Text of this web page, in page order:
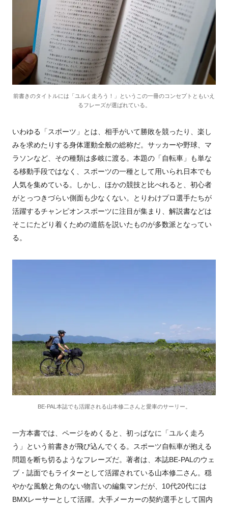
前書きのタイトルには「ユルく走ろう！」というこの一冊のコンセプトともいえ
るフレーズが選ばれている。
いわゆる「スポーツ」とは、相手がいて勝敗を競ったり、楽し
みを求めたりする身体運動全般の総称だ。サッカーや野球、マ
ラソンなど、その種類は多岐に渡る。本題の「自転車」も単な
る移動手段ではなく、スポーツの一種として用いられ日本でも
人気を集めている。しかし、ほかの競技と比べれると、初心者
がとっつきづらい側面も少なくない。とりわけプロ選手たちが
活躍するチャンピオンスポーツに注目が集まり、解説書などは
そこにたどり着くための道筋を説いたものが多数派となってい
る。
BE-PAL本誌でも活躍される山本修二さんと愛車のサーリー。
一方本書では、ページをめくると、初っぱなに「ユルく走ろ
う」という前書きが飛び込んでくる。スポーツ自転車が抱える
問題を断ち切るようなフレーズだ。著者は、本誌BE-PALのウェ
ブ・誌面でもライターとして活躍されている山本修二さん。穏
やかな風貌と角のない物言いの編集マンだが、10代20代には
BMXレーサーとして活躍。大手メーカーの契約選手として国内